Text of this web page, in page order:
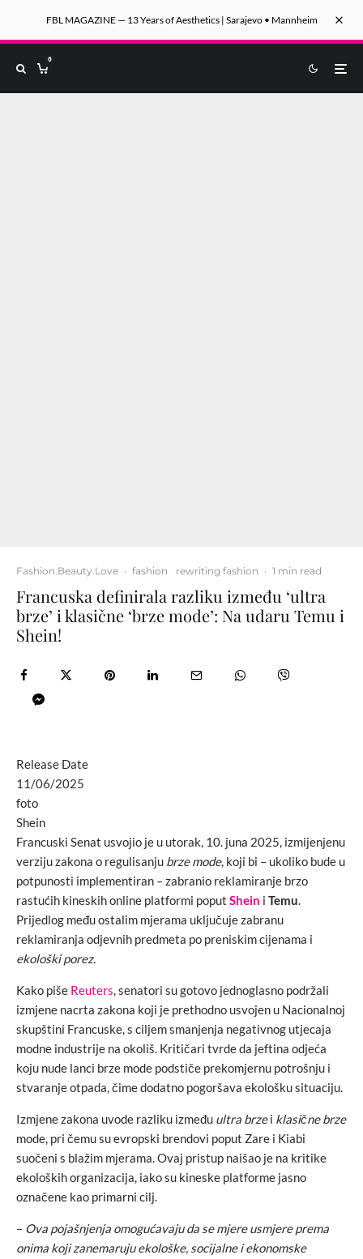
FBL MAGAZINE — 13 Years of Aesthetics | Sarajevo • Mannheim
0
Fashion.Beauty.Love · fashion rewriting fashion · 1 min read
Francuska definirala razliku između ‘ultra
brze’ i klasične ‘brze mode’: Na udaru Temu i
Shein!
Release Date
11/06/2025
foto
Shein
Francuski Senat usvojio je u utorak, 10. juna 2025, izmijenjenu
verziju zakona o regulisanju brze mode, koji bi – ukoliko bude u
potpunosti implementiran – zabranio reklamiranje brzo
rastućih kineskih online platformi poput Shein i Temu.
Prijedlog među ostalim mjerama uključuje zabranu
reklamiranja odjevnih predmeta po preniskim cijenama i
ekološki porez.
Kako piše Reuters, senatori su gotovo jednoglasno podržali
izmjene nacrta zakona koji je prethodno usvojen u Nacionalnoj
skupštini Francuske, s ciljem smanjenja negativnog utjecaja
modne industrije na okoliš. Kritičari tvrde da jeftina odjeća
koju nude lanci brze mode podstiče prekomjernu potrošnju i
stvaranje otpada, čime dodatno pogoršava ekološku situaciju.
Izmjene zakona uvode razliku između ultra brzei klasične brze
mode, pri čemu su evropski brendovi poput Zare i Kiabi
suočeni s blažim mjerama. Ovaj pristup naišao je na kritike
ekoloških organizacija, iako su kineske platforme jasno
označene kao primarni cilj.
– Ova pojašnjenja omogućavaju da se mjere usmjere prema
onima koji zanemaruju ekološke, socijalne i ekonomske